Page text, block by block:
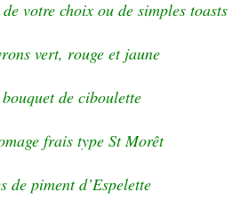
votre choix ou de simples toasts
vert, rouge et jaune
de ciboulette
frais type St Morêt
de piment d’Espelette